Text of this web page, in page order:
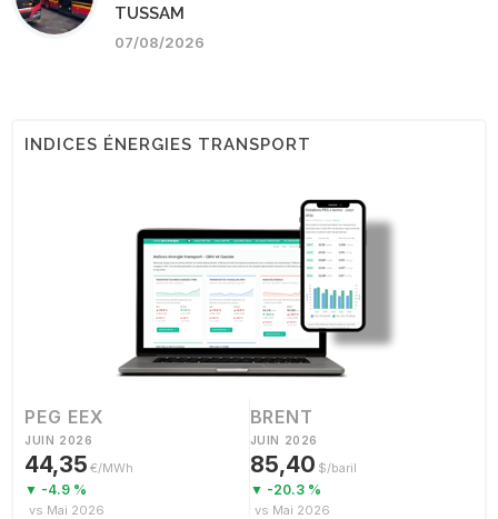
TUSSAM
07/08/2026
INDICES ÉNERGIES TRANSPORT
PEG EEX
JUIN 2026
44,35 €/MWh
▼ -4.9 %
vs Mai 2026
BRENT
JUIN 2026
85,40 $/baril
▼ -20.3 %
vs Mai 2026